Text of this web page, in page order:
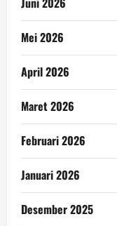
Mei 2026
April 2026
Maret 2026
Februari 2026
Januari 2026
Desember 2025